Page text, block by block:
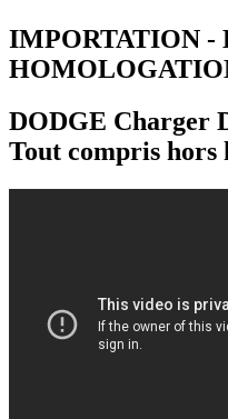
IMPORTATION -
DODGE Charger
Tout compris hors